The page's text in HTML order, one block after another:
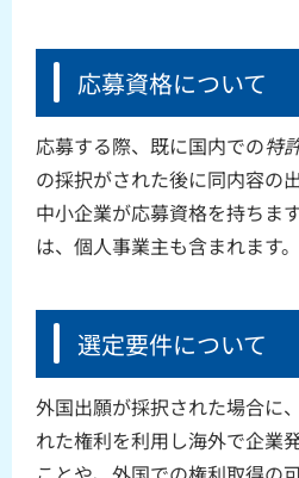
応募資格について
応募する際、既に国内での特
の採択がされた後に同内容の
中小企業が応募資格を持ちま
は、個人事業主も含まれます。
選定要件について
外国出願が採択された場合に
れた権利を利用し海外で企業